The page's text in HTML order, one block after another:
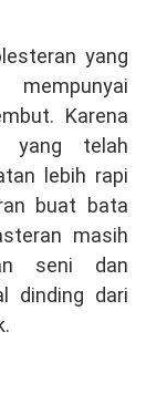
yang
Karena
yang telah
lebih rapi
buat bata
masih
seni dan
dinding dari